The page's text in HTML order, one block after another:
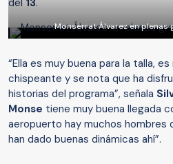
del 13.
Monserrat Álvarez en plenas
“Ella es muy buena para la talla,
chispeante y se nota que ha
historias del programa”, señala
Monse tiene muy buena llegada
aeropuerto hay muchos hombres
han dado buenas dinámicas ahí”.